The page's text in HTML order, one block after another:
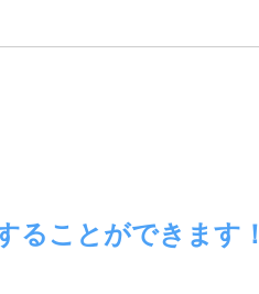
ることができます！